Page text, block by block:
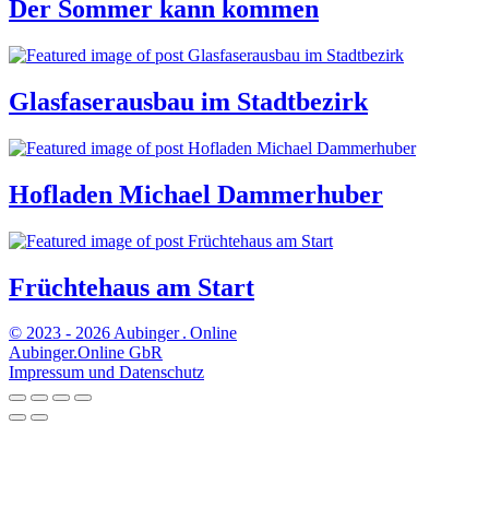
Der Sommer kann kommen
Glasfaserausbau im Stadtbezirk
Hofladen Michael Dammerhuber
Früchtehaus am Start
© 2023 - 2026 Aubinger . Online
Aubinger.Online GbR
Impressum und Datenschutz